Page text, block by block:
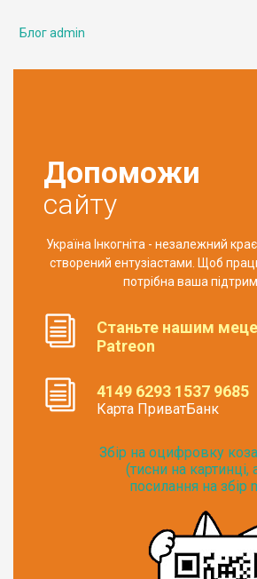
Блог admin
Допоможи
сайту
Україна Інкогніта - незалежний
створений ентузіастами. Щоб
потрібна ваша
Станьте нашим
Patreon
4149 6293 1537 9685
Карта ПриватБанк
Збір на оцифровку
(тисни на картинці,
посилання на збір